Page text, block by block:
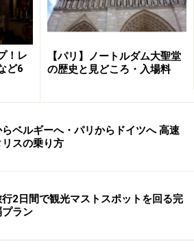
du Tertre
広場
では画家たちがたくさん集まって
描いた絵を売っていたり、似顔絵
芸術の都パリ」を実感できます。
味があるなら、しっかりと値段交
枚をゲットしてみては。似顔絵描
！レ
ど6
【パリ】ノートルダム大聖堂
の歴史と見どころ・入場料
ベルギーへ・パリからドイツへ 高速
スの乗り方
2日間で観光マストスポットを回る完
ラン